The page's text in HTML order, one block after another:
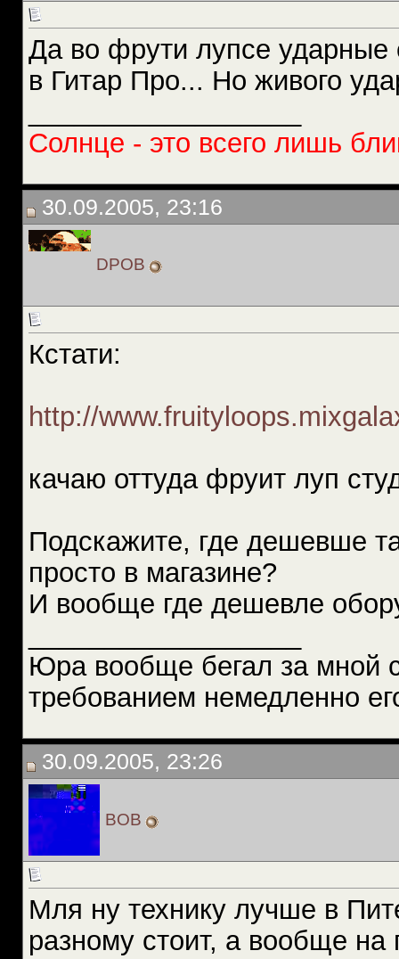
Да во фрути лупсе
в Гитар Про... Но живого
Солнце - это всего лишь
30.09.2005, 23:16
DPOB
Кстати:
http://
качаю оттуда фруит луп
Подскажите, где дешевше
просто в магазине?
И вообще где дешевле
Юра вообще бегал за мной
требованием немедленно
30.09.2005, 23:26
BOB
Мля ну технику лучше в
разному стоит, а вообще